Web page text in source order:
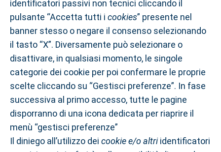
identificatori passivi non tecnici cliccando il
pulsante “Accetta tutti i cookies” presente nel
banner stesso o negare il consenso selezionando
il tasto “X”. Diversamente può selezionare o
disattivare, in qualsiasi momento, le singole
categorie dei cookie per poi confermare le proprie
scelte cliccando su “Gestisci preferenze”. In fase
successiva al primo accesso, tutte le pagine
disporranno di una icona dedicata per riaprire il
menù “gestisci preferenze”
Il diniego all’utilizzo dei cookie e/o altriidentificatori